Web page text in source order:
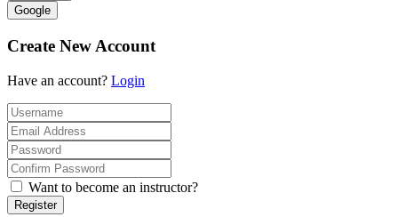
Google
Create New Account
Have an account? Login
Want to become an instructor?
Register